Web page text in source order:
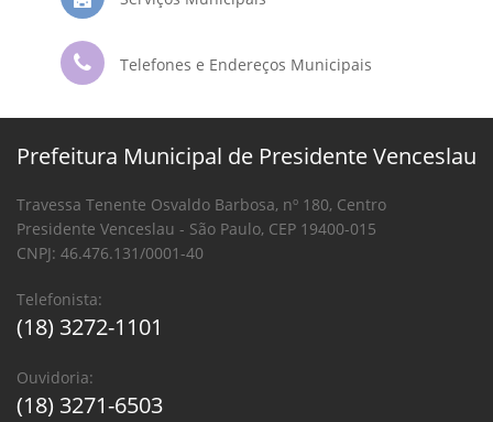
Telefones e Endereços Municipais
Prefeitura Municipal de Presidente Venceslau
Travessa Tenente Osvaldo Barbosa, nº 180, Centro
Presidente Venceslau - São Paulo, CEP 19400-015
CNPJ: 46.476.131/0001-40
Telefonista:
(18) 3272-1101
Ouvidoria:
(18) 3271-6503